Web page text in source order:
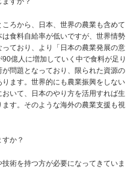
ころから、日本、世界の農業も含めて
食料自給率が低いですが、世界情勢
ており、より「日本の農業発展の意
億人に増加していく中で食料が足り
問題となっており、限られた資源の
ます。世界的にも農業振興をしない
いて、日本のやり方を活用すれば生
す。そのような海外の農業支援も視
か？
術を持つ方が必要になってきていま